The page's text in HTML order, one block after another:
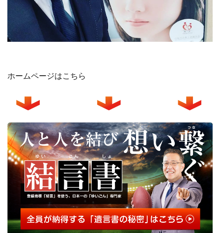
ホームページはこちら